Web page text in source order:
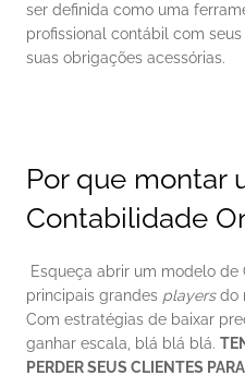
ser definida como uma
profissional contábil com
suas obrigações acessórias.
Por que montar
Contabilidade
principais grandes players do
Com estratégias de baixar
ganhar escala, blá blá blá.
PERDER SEUS CLIENTES